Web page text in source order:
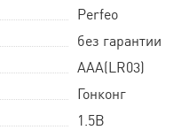
Perfeo
без гарантии
AАА(LR03)
Гонконг
1.5В